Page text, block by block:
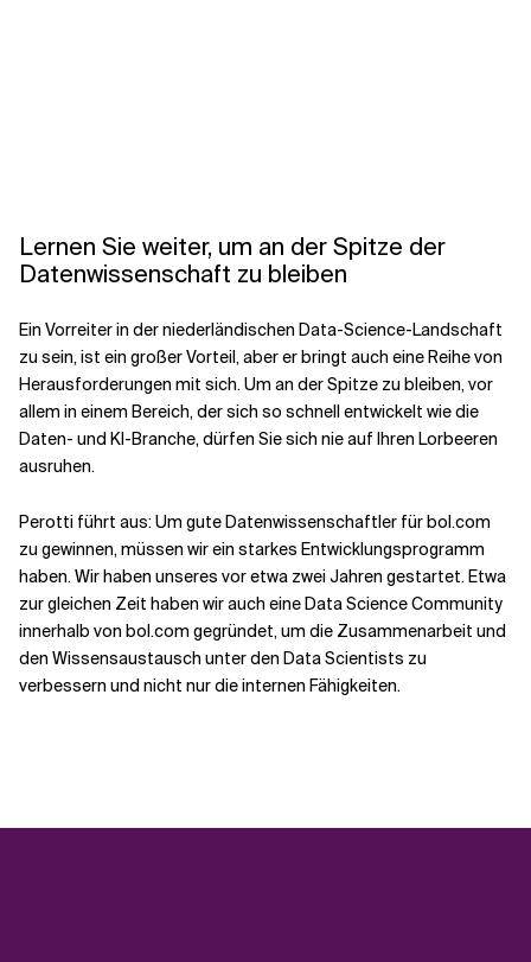
Lernen Sie weiter, um an der Spitze der
Datenwissenschaft zu bleiben
Ein Vorreiter in der niederländischen Data-Science-Landschaft
zu sein, ist ein großer Vorteil, aber er bringt auch eine Reihe von
Herausforderungen mit sich. Um an der Spitze zu bleiben, vor
allem in einem Bereich, der sich so schnell entwickelt wie die
Daten- und KI-Branche, dürfen Sie sich nie auf Ihren Lorbeeren
ausruhen.
Perotti führt aus: Um gute Datenwissenschaftler für bol.com
zu gewinnen, müssen wir ein starkes Entwicklungsprogramm
haben. Wir haben unseres vor etwa zwei Jahren gestartet. Etwa
zur gleichen Zeit haben wir auch eine Data Science Community
innerhalb von bol.com gegründet, um die Zusammenarbeit und
den Wissensaustausch unter den Data Scientists zu
verbessern und nicht nur die internen Fähigkeiten.